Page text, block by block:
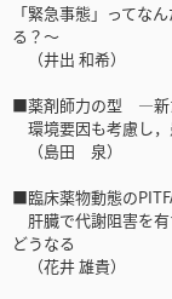
「緊急事態」ってな
る？～
（井出 和希）
■薬剤師力の型 ―新
環境要因も考慮し，
（島田 泉）
■臨床薬物動態の
肝臓で代謝阻害を
どうなる
（花井 雄貴）